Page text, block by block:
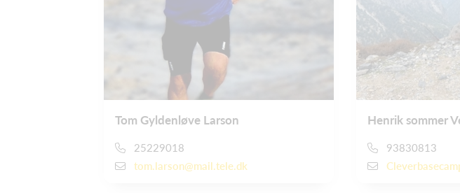
Tom Gyldenløve Larson
25229018
tom.larson@mail.tele.dk
Henrik sommer
93830813